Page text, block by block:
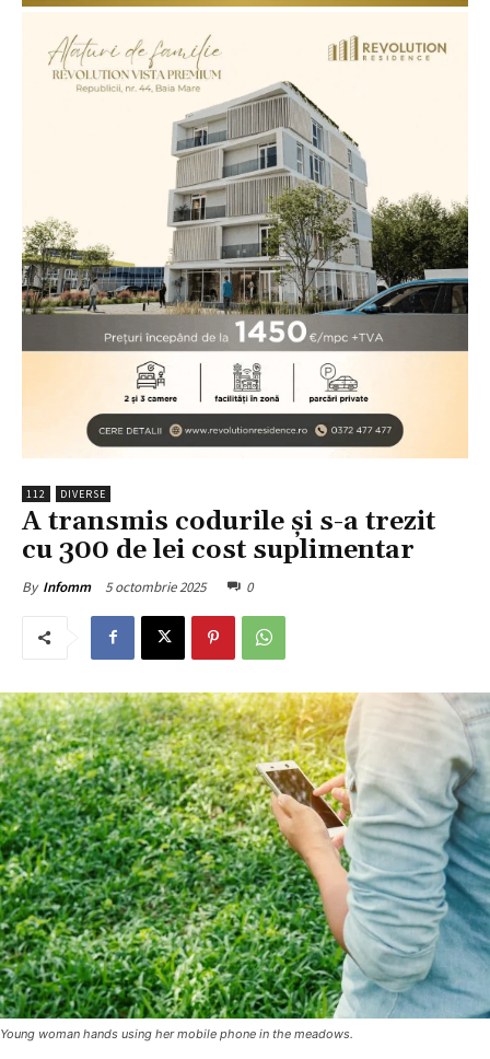
112 DIVERSE
A transmis codurile și s-a trezit
cu 300 de lei cost suplimentar
By Infomm 5 octombrie 2025 0
Young woman hands using her mobile phone in the meadows.